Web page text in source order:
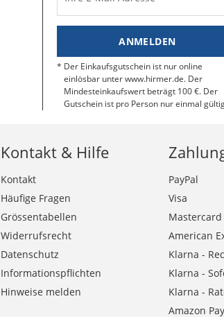
ANMELDEN
Der Einkaufsgutschein ist nur online
einlösbar unter www.hirmer.de. Der
Mindesteinkaufswert beträgt 100 €. Der
Gutschein ist pro Person nur einmal
Kontakt & Hilfe
Kontakt
Häufige Fragen
Grössentabellen
Widerrufsrecht
Datenschutz
Informationspflichten
Hinweise melden
PayPal
Visa
Mastercard
American
Klarna -
Klarna -
Klarna -
Amazon Pay